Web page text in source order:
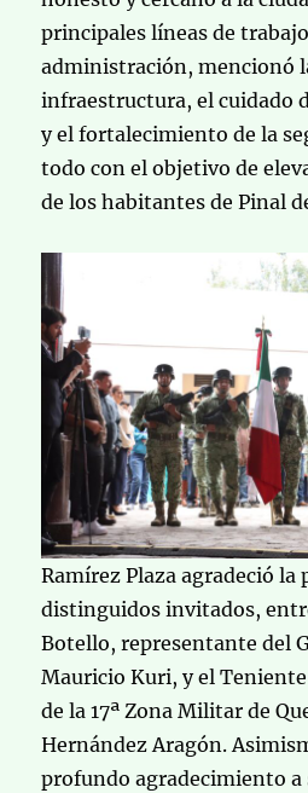
principales líneas de
administración, mencionó
infraestructura, el cuidado
y el fortalecimiento de la
todo con el objetivo de
de los habitantes de Pinal
Ramírez Plaza agradeció la
distinguidos invitados,
Botello, representante del
Mauricio Kuri, y el
de la 17ª Zona Militar de
Hernández Aragón.
profundo agradecimiento a